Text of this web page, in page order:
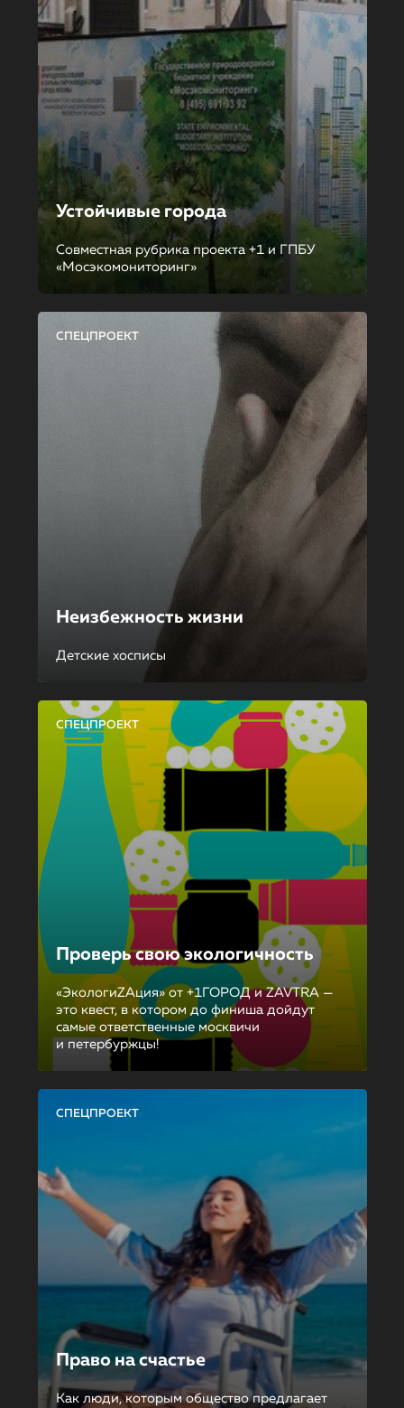
Устойчивые города
Совместная рубрика проекта +1 и ГПБУ
«Мосэкомониторинг»
СПЕЦПРОЕКТ
Неизбежность жизни
Детские хосписы
СПЕЦПРОЕКТ
Проверь свою экологичность
«ЭкологиZAция» от +1ГОРОД и ZAVTRA —
это квест, в котором до финиша дойдут
самые ответственные москвичи
и петербуржцы!
СПЕЦПРОЕКТ
Право на счастье
Как люди, которым общество предлагает